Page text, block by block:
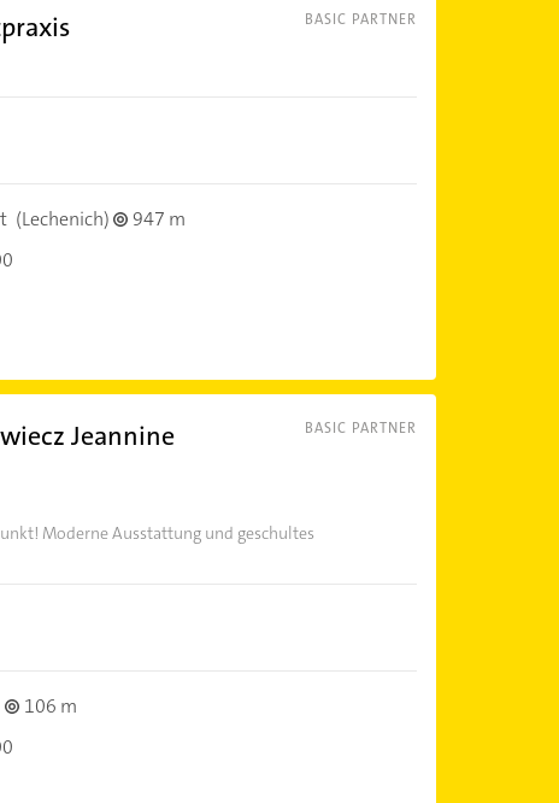
BASIC PARTNER
(Lechenich)
947 m
BASIC PARTNER
Jeannine
Moderne Ausstattung und geschultes
106 m